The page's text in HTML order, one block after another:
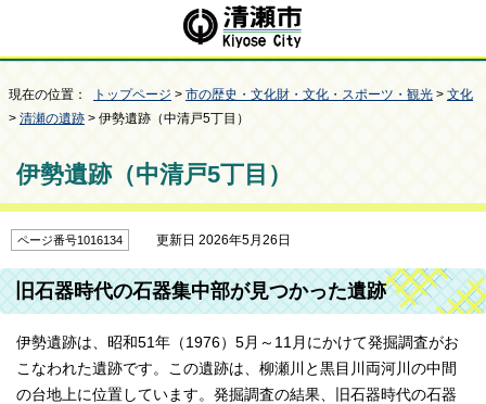
現在の位置： トップページ > 市の歴史・文化財・文化・スポーツ・観光 > 文化
> 清瀬の遺跡 > 伊勢遺跡（中清戸5丁目）
伊勢遺跡（中清戸5丁目）
ページ番号1016134 更新日 2026年5月26日
旧石器時代の石器集中部が見つかった遺跡
伊勢遺跡は、昭和51年（1976）5月～11月にかけて発掘調査がお
こなわれた遺跡です。この遺跡は、柳瀬川と黒目川両河川の中間
の台地上に位置しています。発掘調査の結果、旧石器時代の石器